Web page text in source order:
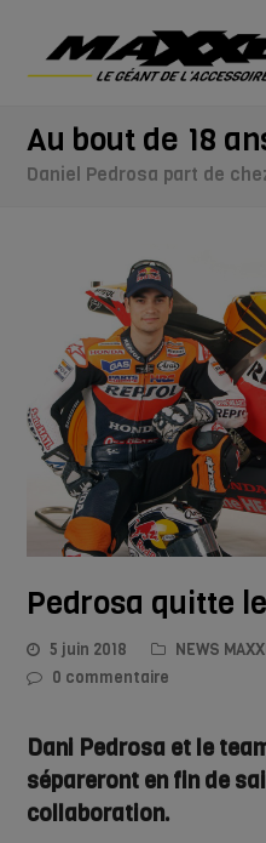
Au bout de 18
Daniel Pedrosa part de
Pedrosa quitte
5 juin 2018
NEWS
0 commentaire
Dani Pedrosa et le
sépareront en fin de
collaboration.